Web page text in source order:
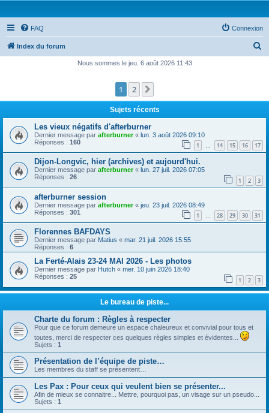
FAQ Connexion
Index du forum
e
r
r
Nous sommes le jeu. 6 août 2026 11:43
1 2
Sujets récents
Les vieux négatifs d'afterburner
Dernier message par afterburner« lun. 3 août 2026 09:10
Réponses : 160 1 14 15 16 17
Dijon-Longvic, hier (archives) et aujourd'hui.
Dernier message par afterburner« lun. 27 juil. 2026 07:05
Réponses : 26 1 2 3
afterburner session
Dernier message par afterburner« jeu. 23 juil. 2026 08:49
Réponses : 301 1 28 29 30 31
Florennes BAFDAYS
Dernier message par Matius « mar. 21 juil. 2026 15:55
Réponses : 6
La Ferté-Alais 23-24 MAI 2026 - Les photos
Dernier message par Hutch « mer. 10 juin 2026 18:40
Réponses : 25 1 2 3
Le bureau de piste...
Charte du forum : Règles à respecter
Pour que ce forum demeure un espace chaleureux et convivial pour tous et
toutes, merci de respecter ces quelques règles simples et évidentes...
Sujets : 1
Présentation de l’équipe de piste…
Les membres du staff se présentent…
Les Pax : Pour ceux qui veulent bien se présenter...
Afin de mieux se connaitre... Mettre, pourquoi pas, un visage sur un pseudo...
Sujets : 1